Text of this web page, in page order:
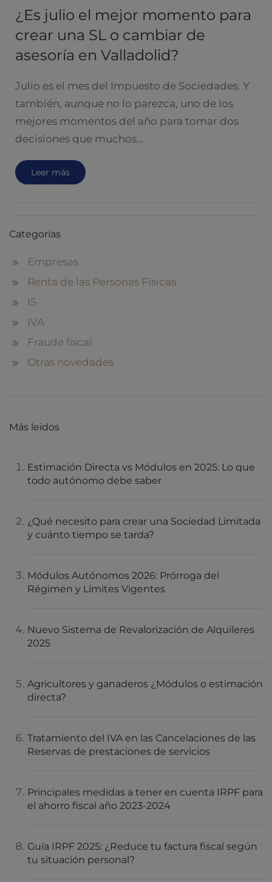
¿Es julio el mejor momento para
crear una SL o cambiar de
asesoría en Valladolid?
Julio es el mes del Impuesto de Sociedades. Y
también, aunque no lo parezca, uno de los
mejores momentos del año para tomar dos
decisiones que muchos…
Leer más
Categorías
Empresas
Renta de las Personas Físicas
IS
IVA
Fraude fiscal
Otras novedades
Más leidos
Estimación Directa vs Módulos en 2025: Lo que
todo autónomo debe saber
¿Qué necesito para crear una Sociedad Limitada
y cuánto tiempo se tarda?
Módulos Autónomos 2026: Prórroga del
Régimen y Límites Vigentes
Nuevo Sistema de Revalorización de Alquileres
2025
Agricultores y ganaderos ¿Módulos o estimación
directa?
Tratamiento del IVA en las Cancelaciones de las
Reservas de prestaciones de servicios
Principales medidas a tener en cuenta IRPF para
el ahorro fiscal año 2023-2024
Guía IRPF 2025: ¿Reduce tu factura fiscal según
tu situación personal?